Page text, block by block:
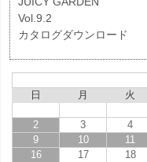
Vol.9.2
カタログダウンロード
日
月 火
2
3 4
9
10 11
16
17 18